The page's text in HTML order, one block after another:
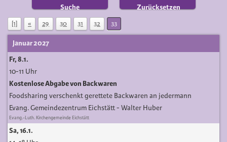
Suche Zurücksetzen
[1] « 29 30 31 32 33
Januar 2027
Fr, 8.1.
10-11 Uhr
Kostenlose Abgabe von Backwaren
Foodsharing verschenkt gerettete Backwaren an jedermann
Evang. Gemeindezentrum Eichstätt
Walter Huber
Evang.-Luth. Kirchengemeinde Eichstätt
Sa, 16.1.